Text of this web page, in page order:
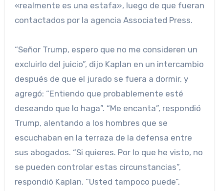
«realmente es una estafa», luego de que fueran
contactados por la agencia Associated Press.
“Señor Trump, espero que no me consideren un
excluirlo del juicio”, dijo Kaplan en un intercambio
después de que el jurado se fuera a dormir, y
agregó: “Entiendo que probablemente esté
deseando que lo haga”. “Me encanta”, respondió
Trump, alentando a los hombres que se
escuchaban en la terraza de la defensa entre
sus abogados. “Si quieres. Por lo que he visto, no
se pueden controlar estas circunstancias”,
respondió Kaplan. “Usted tampoco puede”,